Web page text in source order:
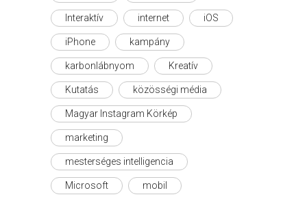
Interaktív internet iOS
iPhone kampány
karbonlábnyom Kreatív
Kutatás közösségi média
Magyar Instagram Körkép
marketing
mesterséges intelligencia
Microsoft mobil